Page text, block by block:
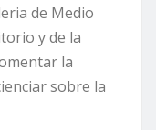
de Medio
y de la
la
sobre la